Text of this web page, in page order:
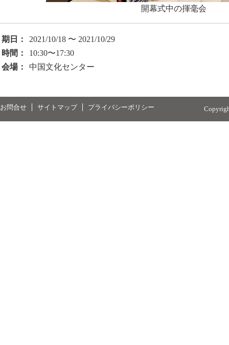
開幕式中の揮毫会
期日：
2021/10/18 〜 2021/10/29
時間：
10:30〜17:30
会場：
中国文化センター
お問合せ サイトマップ プライバシーポリシー